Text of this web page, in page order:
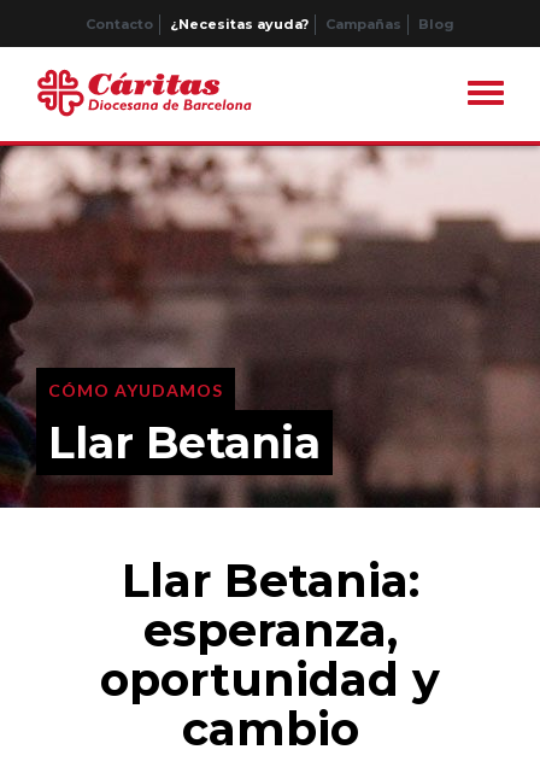
Contacto ¿Necesitas ayuda? Campañas Blog
CÓMO AYUDAMOS
Llar Betania
Llar Betania:
esperanza,
oportunidad y
cambio